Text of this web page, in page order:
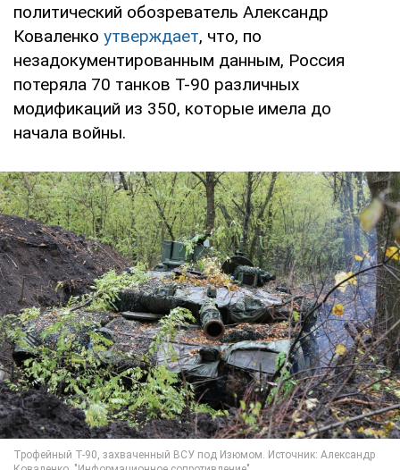
политический обозреватель Александр
Коваленко утверждает, что, по
незадокументированным данным, Россия
потеряла 70 танков Т-90 различных
модификаций из 350, которые имела до
начала войны.